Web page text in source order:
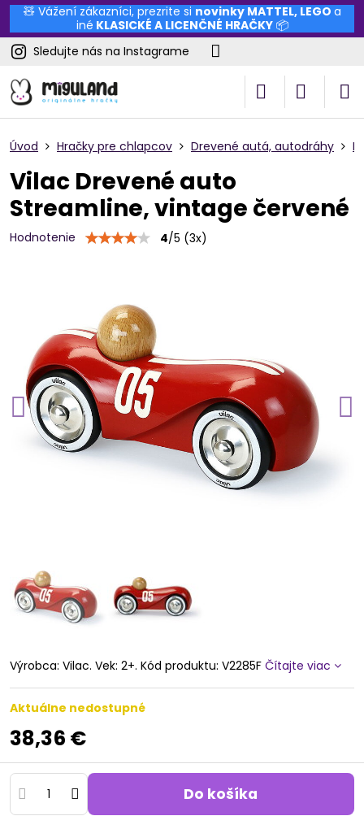
🧸 Vážení zákazníci, prezrite si novinky MATTEL, LEGO a
iné KLASICKÉ A LICENČNÉ HRAČKY📦
Sledujte nás na Instagrame
Úvod Hračky pre chlapcov Drevené autá, autodráhy
Vilac Drevené auto
Streamline, vintage červené
Hodnotenie 4/5 (3x)
Výrobca: Vilac. Vek: 2+. Kód produktu: V2285F Čítajte viac
Aktuálne nedostupné
38,36 €
Do košíka